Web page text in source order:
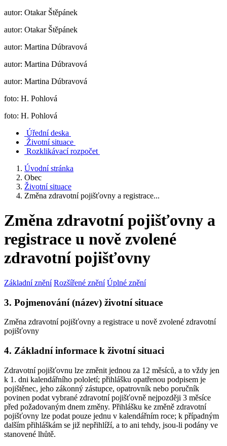
autor: Otakar Štěpánek
autor: Otakar Štěpánek
autor: Martina Dúbravová
autor: Martina Dúbravová
autor: Martina Dúbravová
foto: H. Pohlová
foto: H. Pohlová
Úřední deska
Životní situace
Rozklikávací rozpočet
Úvodní stránka
Obec
Životní situace
Změna zdravotní pojišťovny a registrace...
Změna zdravotní pojišťovny a
registrace u nově zvolené
zdravotní pojišťovny
Základní znění Rozšířené znění Úplné znění
3. Pojmenování (název) životní situace
Změna zdravotní pojišťovny a registrace u nově zvolené zdravotní
pojišťovny
4. Základní informace k životní situaci
Zdravotní pojišťovnu lze změnit jednou za 12 měsíců, a to vždy jen
k 1. dni kalendářního pololetí; přihlášku opatřenou podpisem je
pojištěnec, jeho zákonný zástupce, opatrovník nebo poručník
povinen podat vybrané zdravotní pojišťovně nejpozději 3 měsíce
před požadovaným dnem změny. Přihlášku ke změně zdravotní
pojišťovny lze podat pouze jednu v kalendářním roce; k případným
dalším přihláškám se již nepřihlíží, a to ani tehdy, jsou-li podány ve
stanovené lhůtě.